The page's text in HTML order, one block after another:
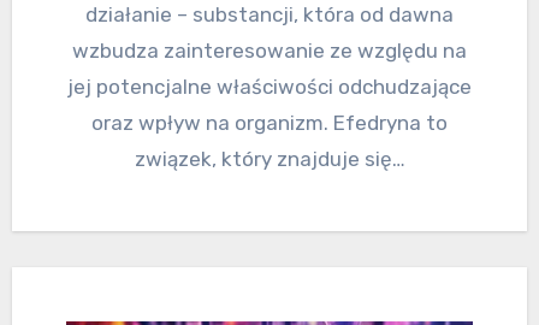
działanie – substancji, która od dawna
wzbudza zainteresowanie ze względu na
jej potencjalne właściwości odchudzające
oraz wpływ na organizm. Efedryna to
związek, który znajduje się…